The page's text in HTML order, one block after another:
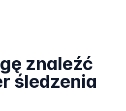
znaleźć
śledzenia